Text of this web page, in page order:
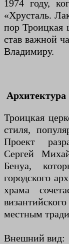
1974 году,
«Хрусталь.
пор Троицкая
став важной
Владимиру.
Архитектура
Троицкая
стиля,
Проект
Сергей
Бенуа,
городского
храма
местным
Внешний вид: